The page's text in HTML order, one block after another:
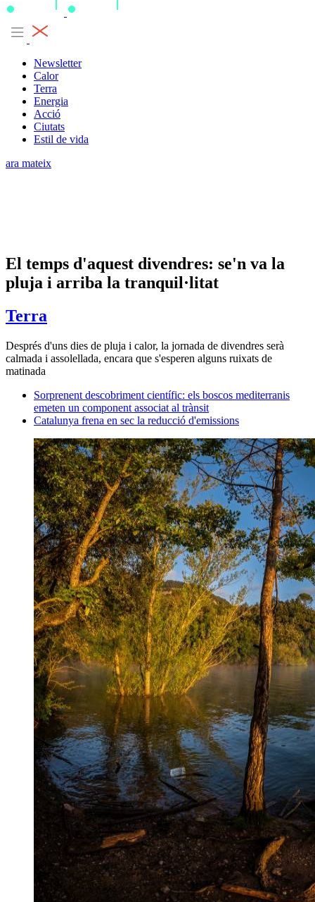
Newsletter
Calor
Terra
Energia
Acció
Ciutats
Estil de vida
ara mateix
El temps d'aquest divendres: se'n va la
pluja i arriba la tranquil·litat
Terra
Després d'uns dies de pluja i calor, la jornada de divendres serà
calmada i assolellada, encara que s'esperen alguns ruixats de
matinada
Sorprenent descobriment científic: els boscos mediterranis
emeten un component associat al trànsit
Catalunya frena en sec la reducció d'emissions